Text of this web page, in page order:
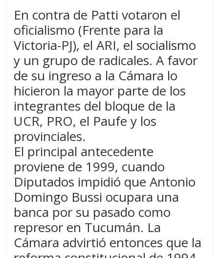
En contra de Patti votaron el
oficialismo (Frente para la
Victoria-PJ), el ARI, el socialismo
y un grupo de radicales. A favor
de su ingreso a la Cámara lo
hicieron la mayor parte de los
integrantes del bloque de la
UCR, PRO, el Paufe y los
provinciales.
El principal antecedente
proviene de 1999, cuando
Diputados impidió que Antonio
Domingo Bussi ocupara una
banca por su pasado como
represor en Tucumán. La
Cámara advirtió entonces que la